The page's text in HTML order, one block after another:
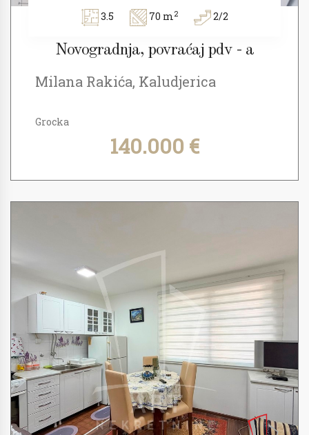
3.5 70 m2 2/2
Novogradnja, povraćaj pdv - a
Milana Rakića, Kaludjerica
Grocka
140.000 €